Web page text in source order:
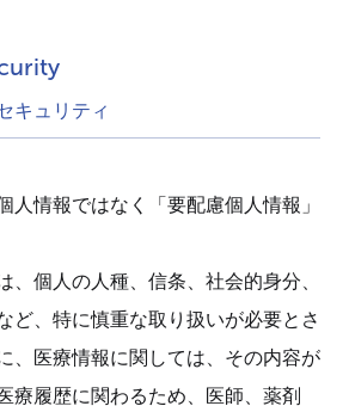
キュリティ
人情報ではなく「要配慮個人情報」
、個人の人種、信条、社会的身分、
ど、特に慎重な取り扱いが必要とさ
、医療情報に関しては、その内容が
療履歴に関わるため、医師、薬剤